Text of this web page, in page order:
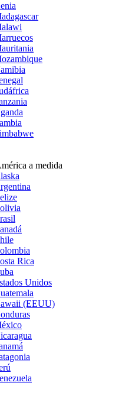
a medida
Rica
Unidos
(EEUU)